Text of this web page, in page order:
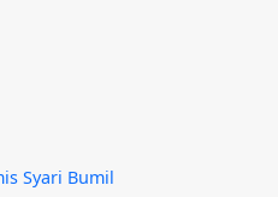
Syari Bumil